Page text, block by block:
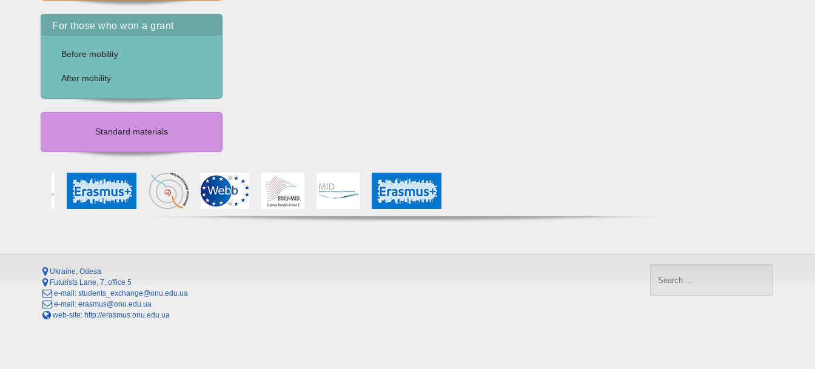
For those who won a grant
Before mobility
After mobility
Standard materials
Ukraine, Odesa
Futurists Lane, 7, office 5
e-mail: students_exchange@onu.edu.ua
e-mail: erasmus@onu.edu.ua
web-site: http://erasmus.onu.edu.ua